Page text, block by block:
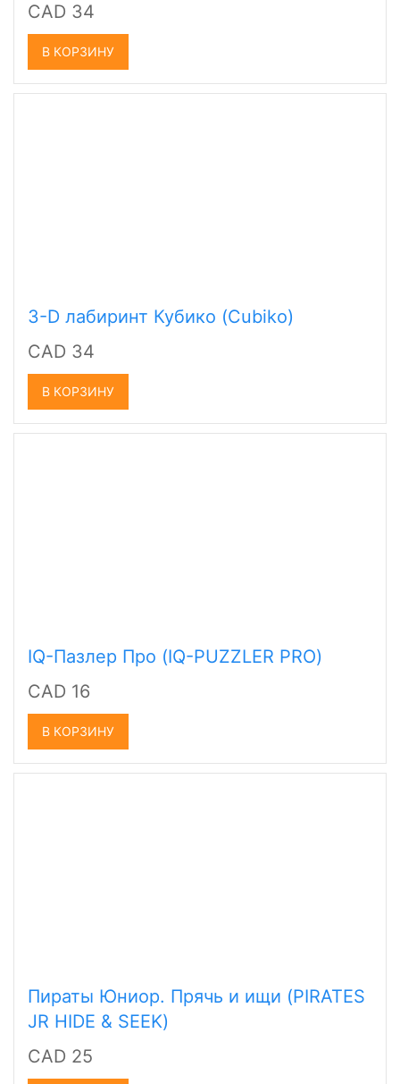
CAD 34
В КОРЗИНУ
3-D лабиринт Кубико (Cubiko)
CAD 34
В КОРЗИНУ
IQ-Пазлер Про (IQ-PUZZLER PRO)
CAD 16
В КОРЗИНУ
Пираты Юниор. Прячь и ищи (PIRATES
JR HIDE & SEEK)
CAD 25